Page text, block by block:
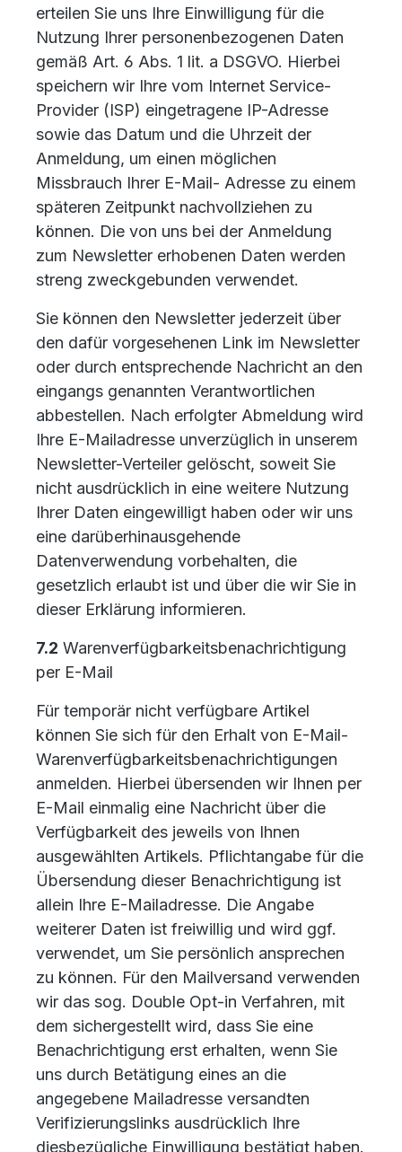
erteilen Sie uns Ihre Einwilligung für die
Nutzung Ihrer personenbezogenen Daten
gemäß Art. 6 Abs. 1 lit. a DSGVO. Hierbei
speichern wir Ihre vom Internet Service-
Provider (ISP) eingetragene IP-Adresse
sowie das Datum und die Uhrzeit der
Anmeldung, um einen möglichen
Missbrauch Ihrer E-Mail- Adresse zu einem
späteren Zeitpunkt nachvollziehen zu
können. Die von uns bei der Anmeldung
zum Newsletter erhobenen Daten werden
streng zweckgebunden verwendet.
Sie können den Newsletter jederzeit über
den dafür vorgesehenen Link im Newsletter
oder durch entsprechende Nachricht an den
eingangs genannten Verantwortlichen
abbestellen. Nach erfolgter Abmeldung wird
Ihre E-Mailadresse unverzüglich in unserem
Newsletter-Verteiler gelöscht, soweit Sie
nicht ausdrücklich in eine weitere Nutzung
Ihrer Daten eingewilligt haben oder wir uns
eine darüberhinausgehende
Datenverwendung vorbehalten, die
gesetzlich erlaubt ist und über die wir Sie in
dieser Erklärung informieren.
7.2 Warenverfügbarkeitsbenachrichtigung
per E-Mail
Für temporär nicht verfügbare Artikel
können Sie sich für den Erhalt von E-Mail-
Warenverfügbarkeitsbenachrichtigungen
anmelden. Hierbei übersenden wir Ihnen per
E-Mail einmalig eine Nachricht über die
Verfügbarkeit des jeweils von Ihnen
ausgewählten Artikels. Pflichtangabe für die
Übersendung dieser Benachrichtigung ist
allein Ihre E-Mailadresse. Die Angabe
weiterer Daten ist freiwillig und wird ggf.
verwendet, um Sie persönlich ansprechen
zu können. Für den Mailversand verwenden
wir das sog. Double Opt-in Verfahren, mit
dem sichergestellt wird, dass Sie eine
Benachrichtigung erst erhalten, wenn Sie
uns durch Betätigung eines an die
angegebene Mailadresse versandten
Verifizierungslinks ausdrücklich Ihre
diesbezügliche Einwilligung bestätigt haben.